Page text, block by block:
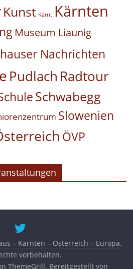
Kunst Kärnt Kärnten
Museum Liaunig
Nachrichten
Pudlach Radtour
Schwabegg
Slowenien
ÖVP
– Kärnten – Österreich – Europa.
vorbehalten.
ThemeGrill. Bereitgestellt von